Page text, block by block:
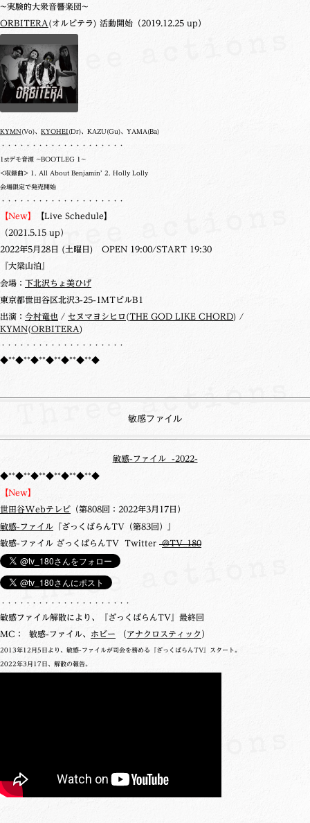
~実験的大衆音響楽団~
ORBITERA (オルビテラ) 活動開始（2019.12.25 up）
KYMN(Vo)、 KYOHEI (Dr)、KAZU(Gu)、YAMA(Ba)
・・・・・・・・・・・・・・・・・・・・
1stデモ音源 ~BOOTLEG 1~
<収録曲> 1. All About Benjamin’ 2. Holly Lolly
会場限定で発売開始
・・・・・・・・・・・・・・・・・・・・
【New】 【Live Schedule】
（2021.5.15 up）
2022年5月28日 (土曜日) OPEN 19:00/START 19:30
『大梁山泊』
会場： 下北沢ちょ美ひげ
東京都世田谷区北沢3-25-1MTビルB1
出演： 今村竜也 / セヌマヨシヒロ (THE GOD LIKE CHORD) /
KYMN(ORBITERA)
・・・・・・・・・・・・・・・・・・・・
◆**◆**◆**◆**◆**◆**◆
敏感ファイル
敏感-ファイル -2022-
◆**◆**◆**◆**◆**◆**◆
【New】
世田谷Webテレビ （第808回：2022年3月17日）
敏感-ファイル 『ざっくばらんTV（第83回）』
敏感-ファイル ざっくばらんTV Twitter @TV_180
・・・・・・・・・・・・・・・・・・・・・
敏感ファイル解散により、『ざっくばらんTV』最終回
MC： 敏感-ファイル、 ホビー （ アナクロスティック ）
2013年12月5日より、敏感-ファイルが司会を務める『ざっくばらんTV』スタート。
2022年3月17日、解散の報告。